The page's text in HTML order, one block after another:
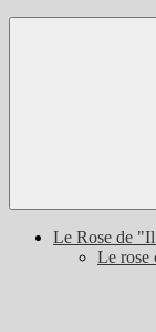
Le Rose de
Le rose